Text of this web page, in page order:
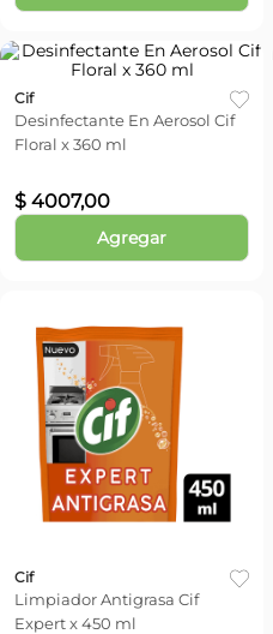
Cif
Desinfectante En Aerosol Cif
Floral x 360 ml
$ 4007,00
Agregar
Cif
Limpiador Antigrasa Cif
Expert x 450 ml